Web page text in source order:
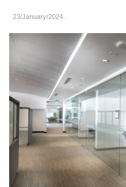
23/January/2024